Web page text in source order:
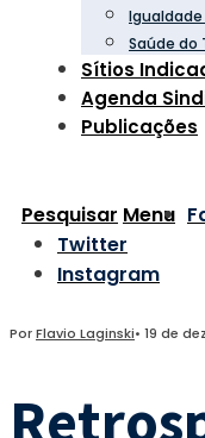
Saúde do
Sítios
Agenda
Publicações
Pesquisar Menu
Twitter
Instagram
PorFlavio Laginski• 19 de